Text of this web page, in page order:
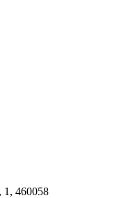
1, 460058